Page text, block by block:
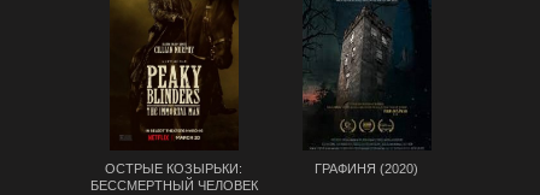
ОСТРЫЕ КОЗЫРЬКИ:
БЕССМЕРТНЫЙ ЧЕЛОВЕК
ГРАФИНЯ (2020)